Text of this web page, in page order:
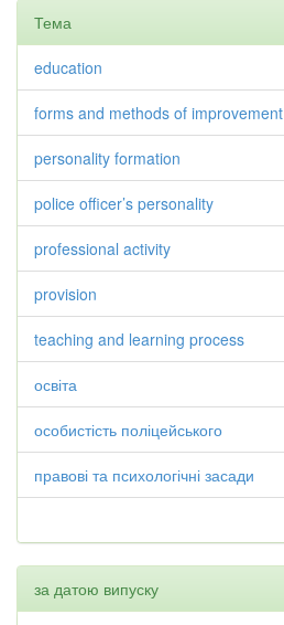
Тема
education
forms and methods of improvement
personality formation
police officer’s personality
professional activity
provision
teaching and learning process
освіта
особистість поліцейського
правові та психологічні засади
за датою випуску